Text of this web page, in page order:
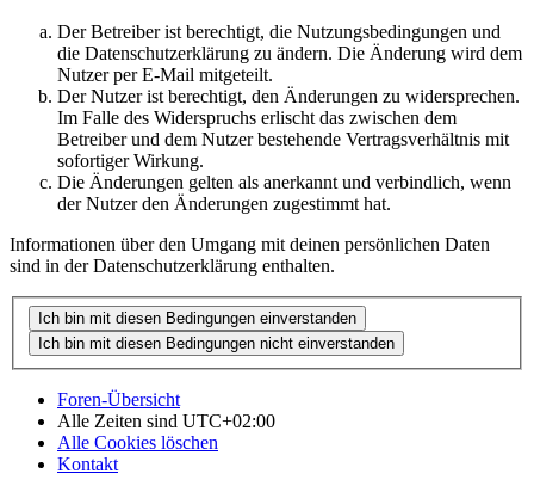
Der Betreiber ist berechtigt, die Nutzungsbedingungen und
die Datenschutzerklärung zu ändern. Die Änderung wird dem
Nutzer per E-Mail mitgeteilt.
Der Nutzer ist berechtigt, den Änderungen zu widersprechen.
Im Falle des Widerspruchs erlischt das zwischen dem
Betreiber und dem Nutzer bestehende Vertragsverhältnis mit
sofortiger Wirkung.
Die Änderungen gelten als anerkannt und verbindlich, wenn
der Nutzer den Änderungen zugestimmt hat.
Informationen über den Umgang mit deinen persönlichen Daten
sind in der Datenschutzerklärung enthalten.
Foren-Übersicht
Alle Zeiten sind UTC+02:00
Alle Cookies löschen
Kontakt